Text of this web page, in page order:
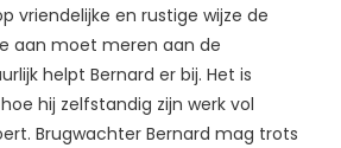
vriendelijke en rustige wijze de
aan moet meren aan de
helpt Bernard er bij. Het is
hij zelfstandig zijn werk vol
Brugwachter Bernard mag trots